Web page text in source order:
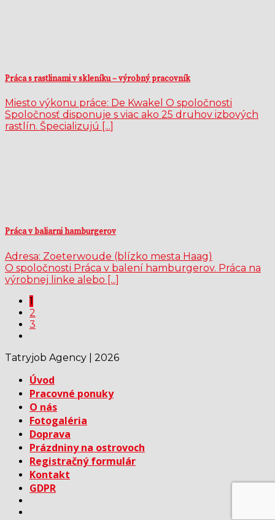
Práca s rastlinami v skleníku – výrobný pracovník
Miesto výkonu práce: De Kwakel O spoločnosti
Spoločnosť disponuje s viac ako 25 druhov izbových
rastlín. Špecializujú [...]
Práca v baliarni hamburgerov
Adresa: Zoeterwoude (blízko mesta Haag)
O spoločnosti Práca v balení hamburgerov. Práca na
výrobnej linke alebo [...]
1
2
3
Tatryjob Agency | 2026
Úvod
Pracovné ponuky
O nás
Fotogaléria
Doprava
Prázdniny na ostrovoch
Registračný formulár
Kontakt
GDPR